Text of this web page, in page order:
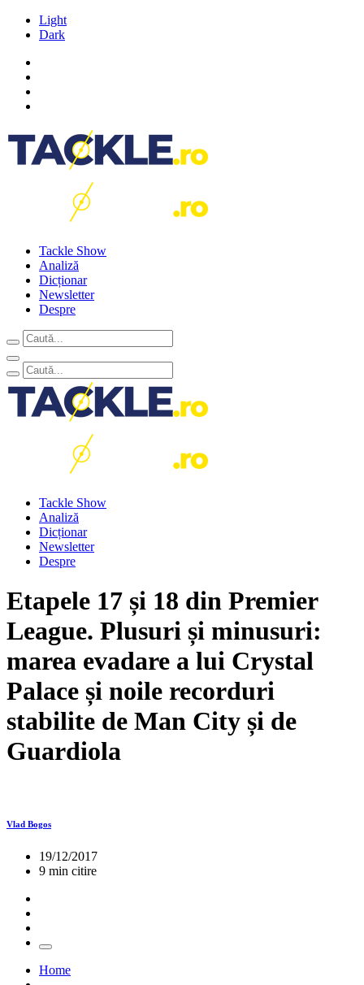
Light
Dark
Tackle Show
Analiză
Dicționar
Newsletter
Despre
Tackle Show
Analiză
Dicționar
Newsletter
Despre
Etapele 17 și 18 din Premier
League. Plusuri și minusuri:
marea evadare a lui Crystal
Palace și noile recorduri
stabilite de Man City și de
Guardiola
Vlad Bogos
19/12/2017
9 min citire
Home